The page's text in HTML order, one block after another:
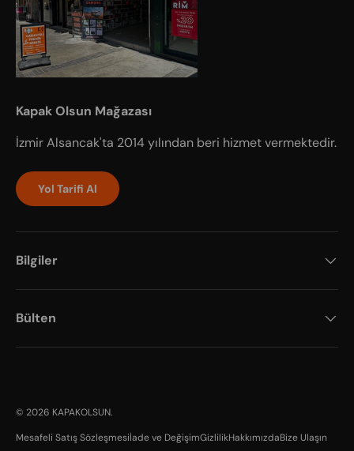
Kapak Olsun Mağazası
İzmir Alsancak'ta 2014 yılından beri hizmet vermektedir.
Yol Tarifi Al
Bilgiler
Bülten
© 2026 KAPAKOLSUN.
Mesafeli Satış Sözleşmesiİade ve DeğişimGizlilikHakkımızdaBize Ulaşın